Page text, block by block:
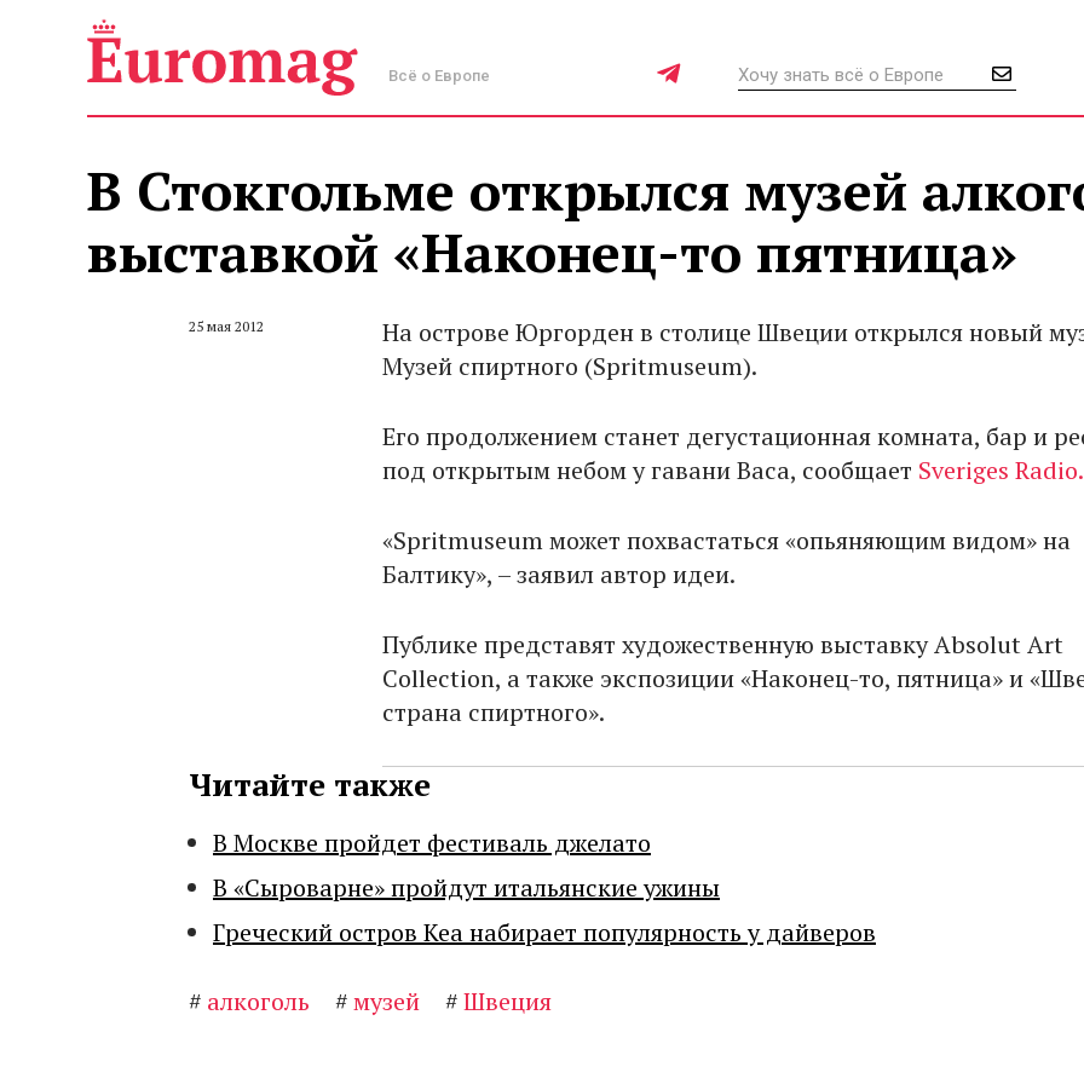
Всё о Европе
В Стокгольме открылся музей
выставкой «Наконец-то пятница»
25 мая 2012
На острове Юргорден в столице Швеции открылся новый
Музей спиртного (Spritmuseum).
Его продолжением станет дегустационная комната, бар и
под открытым небом у гавани Васа, сообщает Sveriges Radio.
«Spritmuseum может похвастаться «опьяняющим видом» на
Балтику», – заявил автор идеи.
Публике представят художественную выставку Absolut Art
Collection, а также экспозиции «Наконец-то, пятница» и
страна спиртного».
Читайте также
В Москве пройдет фестиваль джелато
В «Сыроварне» пройдут итальянские ужины
Греческий остров Кеа набирает популярность у дайверов
# алкоголь #музей #Швеция